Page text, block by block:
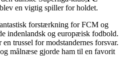
en vigtig spiller for holdet.
forstærkning for FCM og
indenlandsk og europæisk fodbold.
trussel for modstandernes forsvar.
målnæse gjorde ham til en favorit